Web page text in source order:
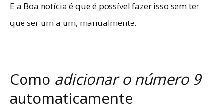
E a Boa notícia é que é possível fazer isso sem ter
que ser um a um, manualmente.
Como adicionar o número 9
automaticamente